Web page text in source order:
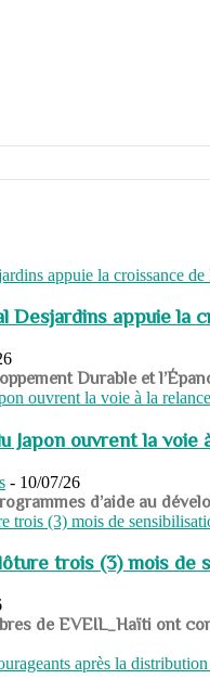
Desjardins appuie la
Durable et
Japon ouvrent la
- 10/07/26
d’aide au
trois (3) mois de
de EVEIL_Haïti ont